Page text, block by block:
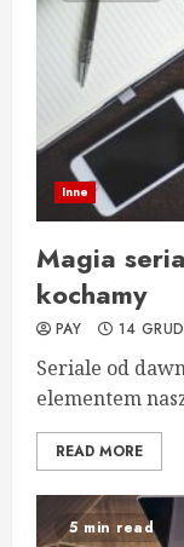
Inne
Magia
kochamy
PAY 14
Seriale od
elementem
READ MORE
5 min read